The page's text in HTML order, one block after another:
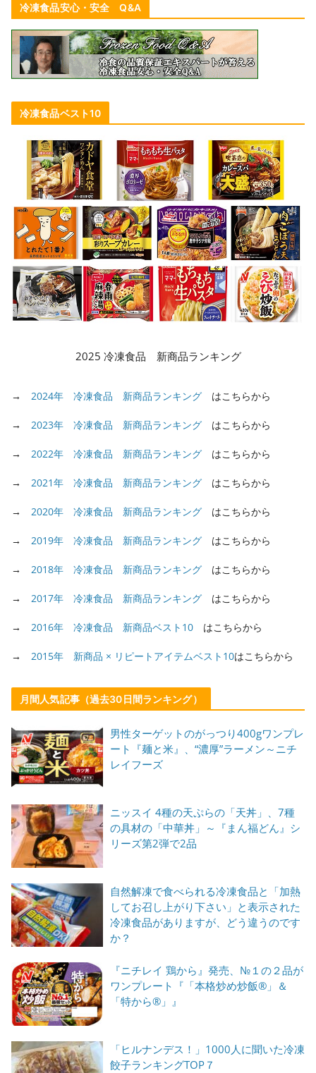
冷凍食品安心・安全 Q&A
冷凍食品ベスト10
2025 冷凍食品 新商品ランキング
→ 2024年 冷凍食品 新商品ランキング はこちらから
→ 2023年 冷凍食品 新商品ランキング はこちらから
→ 2022年 冷凍食品 新商品ランキング はこちらから
→ 2021年 冷凍食品 新商品ランキング はこちらから
→ 2020年 冷凍食品 新商品ランキング はこちらから
→ 2019年 冷凍食品 新商品ランキング はこちらから
→ 2018年 冷凍食品 新商品ランキング はこちらから
→ 2017年 冷凍食品 新商品ランキング はこちらから
→ 2016年 冷凍食品 新商品ベスト10 はこちらから
→ 2015年 新商品 × リピートアイテムベスト10はこちらから
月間人気記事（過去30日間ランキング）
男性ターゲットのがっつり400gワンプレ
ート『麺と米』、“濃厚”ラーメン～ニチ
レイフーズ
ニッスイ 4種の天ぷらの「天丼」、7種
の具材の「中華丼」～『まん福どん』シ
リーズ第2弾で2品
自然解凍で食べられる冷凍食品と「加熱
してお召し上がり下さい」と表示された
冷凍食品がありますが、どう違うのです
か？
『ニチレイ 鶏から』発売、№１の２品が
ワンプレート『「本格炒め炒飯®」＆
「特から®」』
「ヒルナンデス！」1000人に聞いた冷凍
餃子ランキングTOP７